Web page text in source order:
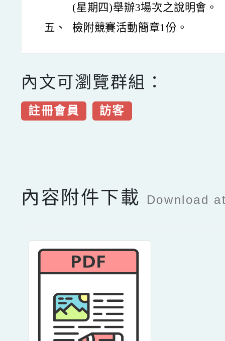
(星期四)舉辦3場次之說明會。
五、
檢附競賽活動簡章1份。
內文可瀏覽群組：
註冊會員 訪客
內容附件下載 Download